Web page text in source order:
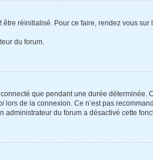
réinitialisé. Pour ce faire, rendez vous
du forum.
que pendant une durée déterminée.
lors de la connexion. Ce n’est pas
administrateur du forum a désactivé cette